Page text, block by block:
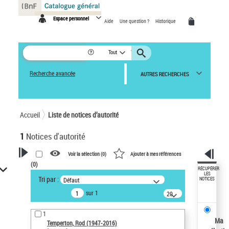
Espace personnel Aide Une question ? Historique
Tout
Recherche avancée AUTRES RECHERCHES
Accueil Liste de notices d’autorité
1 Notices d'autorité
VOTRE RECHERCHE
Recherche avancée dans les
notices d’autorité
Œuvres liées à l'auteur :
Temperton, Rod (1947-2016)
Voir la sélection (0) Ajouter à mes références
(0)
Tri par : Défaut
sur 1
20
résultats/page
1
Temperton, Rod (1947-2016)
RÉCUPÉRER
LES
NOTICES
Ma
Panneau de gestion des cookies